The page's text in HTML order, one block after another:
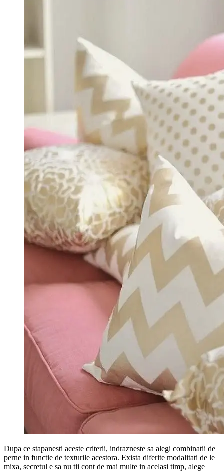
Dupa ce stapanesti aceste criterii, indrazneste sa alegi combinatii de
perne in functie de texturile acestora. Exista diferite modalitati de le
mixa, secretul e sa nu tii cont de mai multe in acelasi timp, alege